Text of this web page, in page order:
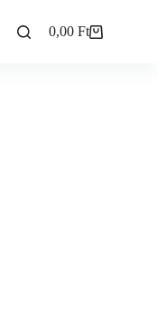
Shopping
0,00 Ft